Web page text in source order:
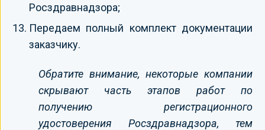
Росздравнадзора;
Передаем полный комплект документации
заказчику.
Обратите внимание, некоторые компании
скрывают часть этапов работ по
получению регистрационного
удостоверения Росздравнадзора, тем